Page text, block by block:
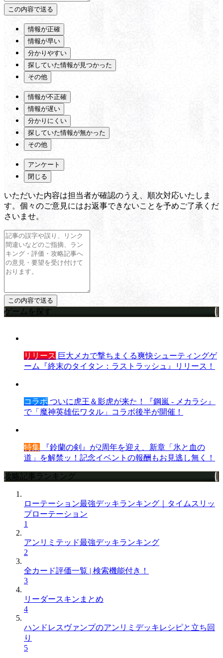
情報が正確
情報が早い
分かりやすい
探していた情報が見つかった
その他
情報が不正確
情報が遅い
分かりにくい
探していた情報が無かった
その他
アンケート
閉じる
いただいた内容は担当者が確認のうえ、順次対応いたしま
す。個々のご意見にはお返事できないことを予めご了承くだ
さいませ。
ゲームを探す
リリース 巨大メカで撃ちまくる爽快シューティングゲ
ーム『終末のタイタン：ラストラッシュ』リリース！
コラボ ついに虎王＆影虎が来た！『鋼嵐 - メカラシ』
で「魔神英雄伝ワタル」コラボ後半が開催！
特集 『鈴蘭の剣』が2周年を迎え、新章「氷と血の
道」を解禁ッ！記念イベントの報酬もお見逃し無く！
攻略記事ランキング
ローテーション最強デッキランキング｜タイムスリッ
プローテーション
1
アンリミテッド最強デッキランキング
2
全カード評価一覧 | 検索機能付き！
3
リーダースキンまとめ
4
ハンドレスヴァンプのアンリミデッキレシピと立ち回
り
5